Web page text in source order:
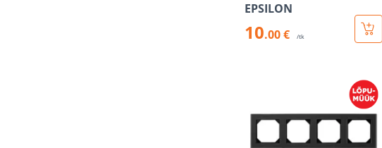
EPSILON
10.00 € /tk